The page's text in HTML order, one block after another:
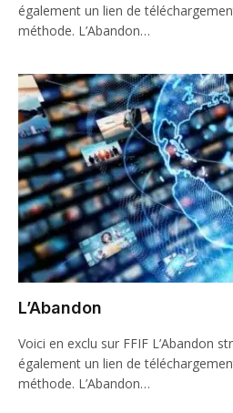
également un lien de
méthode. L’Abandon…
L’Abandon
Voici en exclu sur FFIF L’Abandon
également un lien de
méthode. L’Abandon…